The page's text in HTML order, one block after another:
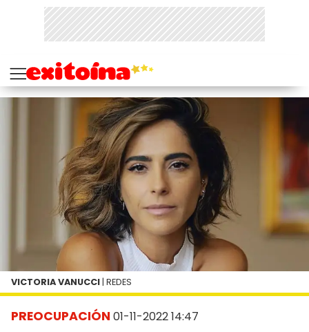
PREOCUPACIÓN 01-11-2022 14:47
VICTORIA VANUCCI | REDES